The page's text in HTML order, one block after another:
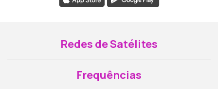
Redes de Satélites
Frequências